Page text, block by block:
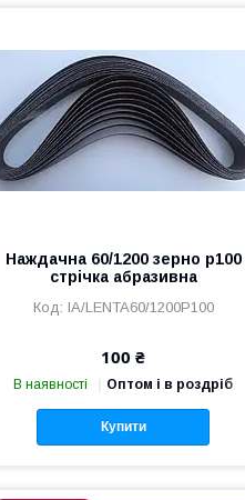
Наждачна 60/1200 зерно р100
стрічка абразивна
IA/LENTA60/1200P100
100 ₴
В наявності Оптом і в роздріб
Купити